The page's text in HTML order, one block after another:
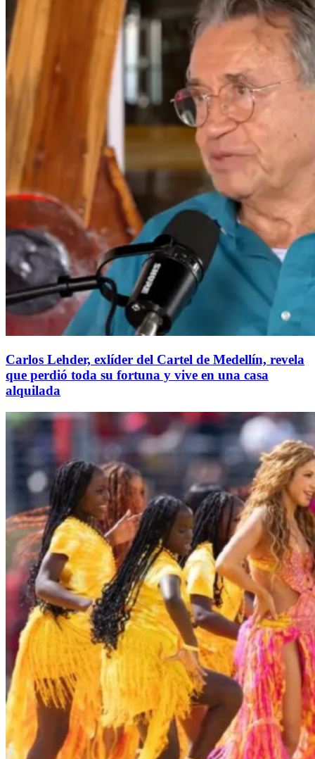
Carlos Lehder, exlíder del Cartel de Medellín, revela
que perdió toda su fortuna y vive en una casa
alquilada